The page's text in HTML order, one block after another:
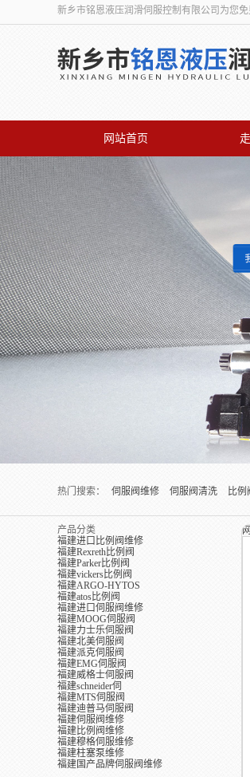
新乡市铭恩液压润滑伺服控制有限公司为您免
网站首页
联系我们
热门搜索： 伺服阀维修 伺服阀清洗 比例
产品分类
福建进口比例阀维修
福建Rexreth比例阀
福建Parker比例阀
福建vickers比例阀
福建ARGO-HYTOS
福建atos比例阀
福建进口伺服阀维修
福建MOOG伺服阀
福建力士乐伺服阀
福建北美伺服阀
福建派克伺服阀
福建EMG伺服阀
福建威格士伺服阀
福建schneider伺
福建MTS伺服阀
福建迪普马伺服阀
福建伺服阀维修
福建比例阀维修
福建穆格伺服维修
福建柱塞泵维修
福建国产品牌伺服阀维修